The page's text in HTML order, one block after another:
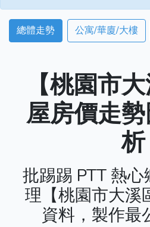
總體走勢 公寓/華廈/大樓
【桃園市
屋房價走
析
批踢踢 PTT 熱
理【桃園市大溪
資料，製作最